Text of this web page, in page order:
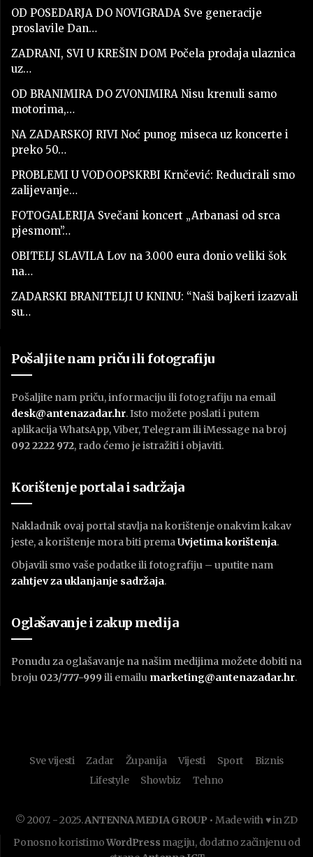
OD POSEDARJA DO NOVIGRADA Sve generacije
proslavile Dan…
ZADRANI, SVI U KREŠIN DOM Počela prodaja ulaznica
uz…
OD BRANIMIRA DO ZVONIMIRA Nisu krenuli samo
motorima,…
NA ZADARSKOJ RIVI Noć punog miseca uz koncerte i
preko 50…
PROBLEMI U VODOOPSKRBI Krnčević: Reducirali smo
zalijevanje…
FOTOGALERIJA Svečani koncert „Arbanasi od srca
pjesmom”…
OBITELJ SLAVILA Lov na 3.000 eura donio veliki šok
na…
ZADARSKI BRANITELJI U KNINU: “Naši bajkeri izazvali
su…
Pošaljite nam priču ili fotografiju
Pošaljite nam priču, informaciju ili fotografiju na email
desk@antenazadar.hr. Isto možete poslati i putem
aplikacija WhatsApp, Viber, Telegram ili iMessage na broj
092 2222 972, rado ćemo je istražiti i objaviti.
Korištenje portala i sadržaja
Nakladnik ovaj portal stavlja na korištenje onakvim kakav
jeste, a korištenje mora biti premaUvjetima korištenja.
Objavili smo vaše podatke ili fotografiju – uputite nam
zahtjev za uklanjanje sadržaja.
Oglašavanje i zakup medija
Ponudu za oglašavanje na našim medijima možete dobiti na
broju 023/777-999 ili emailu marketing@antenazadar.hr.
Sve vijesti Zadar Županija Vijesti Sport
Biznis
Lifestyle
Showbiz Tehno
© 2007. - 2025.ANTENNA MEDIA GROUP • Made with ♥ in ZD
Ponosno koristimoWordPress magiju, dodatno začinjenu od